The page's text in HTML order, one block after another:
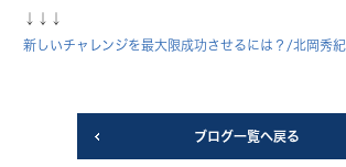
↓↓↓
新しいチャレンジを最大限成功させるには？/北岡秀紀
ブログ一覧へ戻る